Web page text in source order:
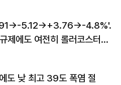
5.12→+3.76→-4.8%'…'
제에도 여전히 롤러코스터
도 낮 최고 39도 폭염 절